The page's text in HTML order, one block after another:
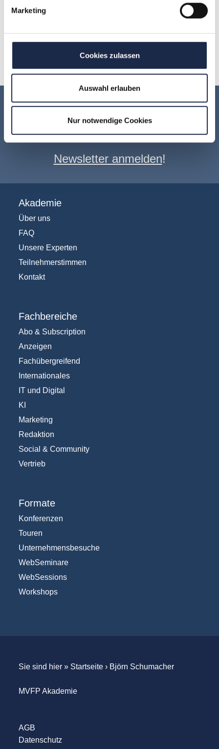
Marketing
Cookies zulassen
Auswahl erlauben
Nur notwendige Cookies
H N
O P Q R S T U
X Y Z
Keine Veranstaltung mehr verpassen:
Jetzt für denMVFP Akademie
Newsletter anmelden!
Akademie
Über uns
FAQ
Unsere Experten
Teilnehmerstimmen
Kontakt
Fachbereiche
Abo & Subscription
Anzeigen
Fachübergreifend
Internationales
IT und Digital
KI
Marketing
Redaktion
Social & Community
Vertrieb
Formate
Konferenzen
Touren
Unternehmensbesuche
WebSeminare
WebSessions
Workshops
Sie sind hier » Startseite› Björn Schumacher
MVFP Akademie
AGB
Datenschutz